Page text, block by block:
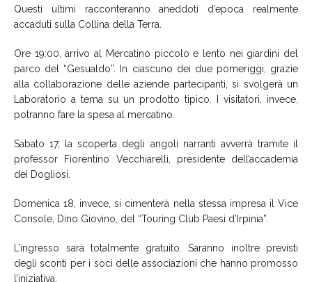
Questi ultimi racconteranno aneddoti d’epoca realmente
accaduti sulla Collina della Terra.
Ore 19:00 arrivo al Mercatino piccolo e lento nei giardini del
parco del “Gesualdo”. In ciascuno dei due pomeriggi, grazie
all a collaborazione delleaziende partecipanti, si svolgerà un
Laboratorio a tema su un prodotto tipico
visitatori , invece,
potranno fare la spesa al mercatino.
Sabato 17, la scoperta degli angoli narranti avverrà tramite il
professor Fiorentino Vecchiarelli, presidente dell’accademia
dei Dogliosi
Domenica 18 , invece, si cimenterà nella stessa impresa i l Vice
Console Dino Giovino del “Touring Club Paesi d’Irpinia”
L’ingresso sarà totalmente gratuito. Saranno inoltre previsti
degli sconti per i soci delle associazioni che hanno promosso
l’iniziativa